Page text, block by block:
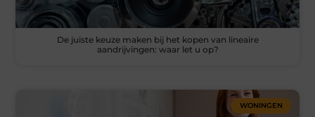
De juiste keuze maken bij het kopen van lineaire
aandrijvingen: waar let u op?
WONINGEN